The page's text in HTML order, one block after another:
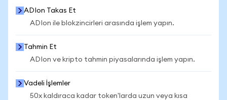
ADIon Takas Et
ADIon ile blokzincirleri arasında işlem yapın.
Tahmin Et
ADIon ve kripto tahmin piyasalarında işlem yapın.
Vadeli İşlemler
50x kaldıraca kadar token'larda uzun veya kısa